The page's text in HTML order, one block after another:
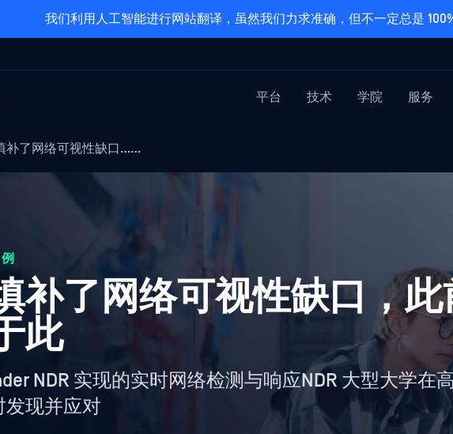
我们利用人工智能进行网站翻译，虽然我们力求准确，但不一定总是
平台 技术 学院 服务
补了网络可视性缺口……
补了网络可视性缺口，
此
NDR 实现的实时网络检测与响应NDR 大型大学在
发现并应对